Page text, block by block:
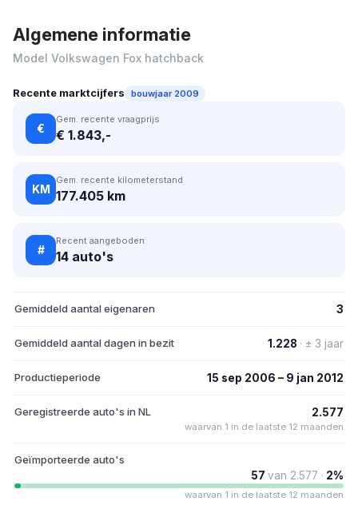
Algemene informatie
Model Volkswagen Fox hatchback
Recente marktcijfers bouwjaar 2009
€
Gem. recente vraagprijs
€ 1.843,-
KM
Gem. recente kilometerstand
177.405 km
#
Recent aangeboden
14 auto's
Gemiddeld aantal eigenaren 3
Gemiddeld aantal dagen in bezit 1.228 · ± 3 jaar
Productieperiode 15 sep 2006 – 9 jan 2012
Geregistreerde auto's in NL 2.577
waarvan 1 in de laatste 12 maanden
Geïmporteerde auto's
57 van 2.577 · 2%
waarvan 1 in de laatste 12 maanden